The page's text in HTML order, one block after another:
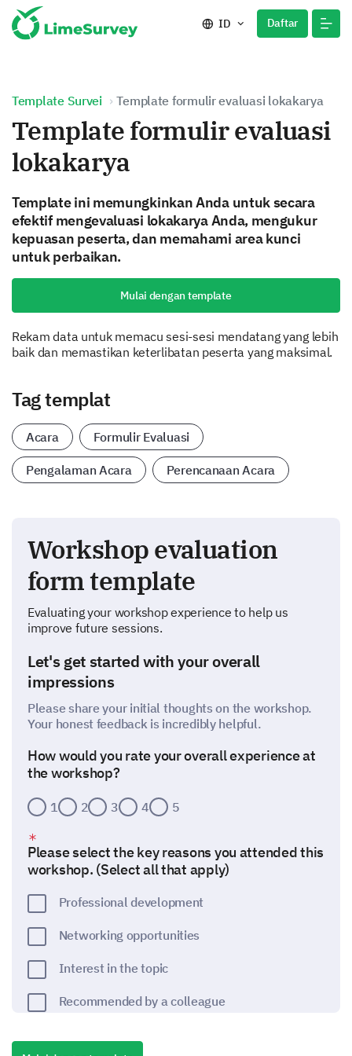
ID Daftar
Template Survei Template formulir evaluasi lokakarya
Template formulir evaluasi
lokakarya
Template ini memungkinkan Anda untuk secara
efektif mengevaluasi lokakarya Anda, mengukur
kepuasan peserta, dan memahami area kunci
untuk perbaikan.
Mulai dengan template
Rekam data untuk memacu sesi-sesi mendatang yang lebih
baik dan memastikan keterlibatan peserta yang maksimal.
Tag templat
Acara Formulir Evaluasi
Pengalaman Acara Perencanaan Acara
Workshop evaluation
form template
Evaluating your workshop experience to help us
improve future sessions.
Let's get started with your overall
impressions
Please share your initial thoughts on the workshop.
Your honest feedback is incredibly helpful.
How would you rate your overall experience at
the workshop?
1 2 3 4 5
Please select the key reasons you attended this
workshop. (Select all that apply)
Professional development
Networking opportunities
Interest in the topic
Recommended by a colleague
Other: